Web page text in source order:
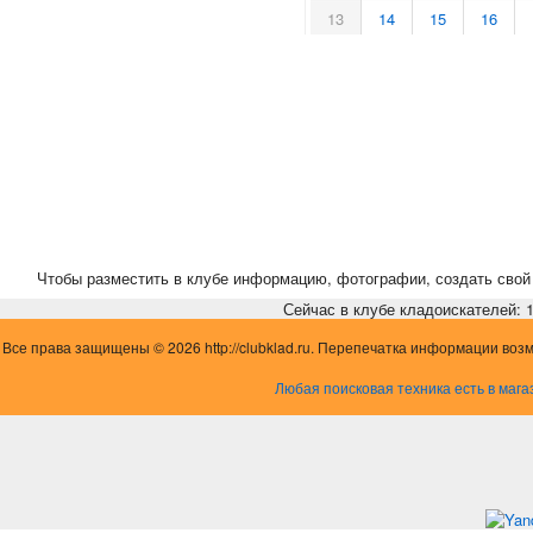
13
14 15 16
Чтобы разместить в клубе информацию, фотографии, создать свой
Сейчас в клубе кладоискателей:
Все права защищены © 2026 http://clubklad.ru. Перепечатка информации
Любая поисковая техника есть в